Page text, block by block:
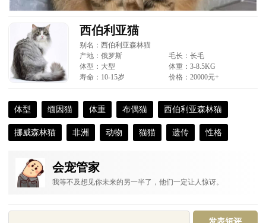
西伯利亚猫
别名： 西伯利亚森林猫
产地：俄罗斯
毛长：长毛
体型：大型
体重：3-8.5KG
寿命：10-15岁
价格：20000元+
体型 缅因猫 体重 布偶猫 西伯利亚森林猫
挪威森林猫 非洲 动物 猫猫 遗传 性格
会宠管家
我等不及想见你未来的另一半了，他们一定让人惊讶。